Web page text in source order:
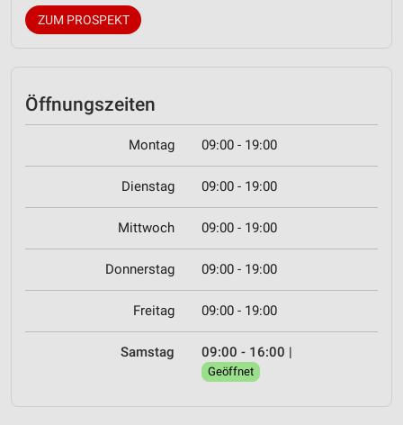
ZUM PROSPEKT
Öffnungszeiten
Montag 09:00 - 19:00
Dienstag 09:00 - 19:00
Mittwoch 09:00 - 19:00
Donnerstag 09:00 - 19:00
Freitag 09:00 - 19:00
Samstag 09:00 - 16:00 |
Geöffnet